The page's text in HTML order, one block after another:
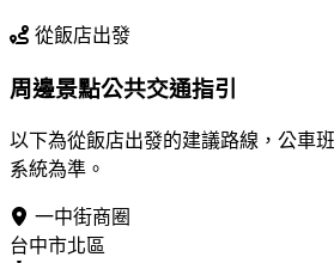
從飯店出發
周邊景點公共交通指引
以下為從飯店出發的建議路線，公車
系統為準。
一中街商圈
台中市北區